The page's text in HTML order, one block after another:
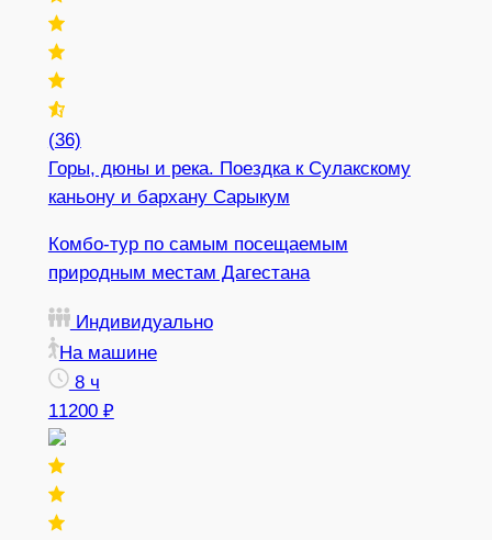
(36)
Горы, дюны и река. Поездка к Сулакскому
каньону и бархану Сарыкум
Комбо-тур по самым посещаемым
природным местам Дагестана
Индивидуально
На машине
8 ч
11200 ₽